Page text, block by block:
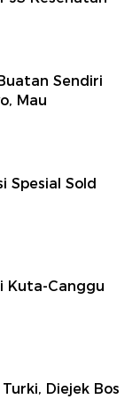
Sendiri
Mau
Spesial Sold
Kuta-Canggu
Diejek Bos